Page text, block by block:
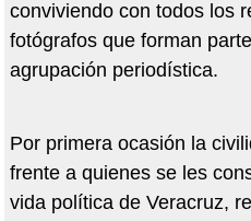
conviviendo con todos los
fotógrafos que forman
agrupación periodística.
Por primera ocasión la
frente a quienes se les
vida política de Veracruz,